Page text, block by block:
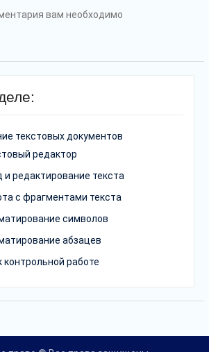
вам необходимо
текстовых документов
редактор
и редактирование текста
с фрагментами текста
символов
абзацев
контрольной работе